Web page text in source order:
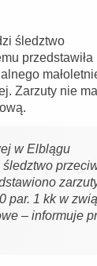
śledztwo
przedstawiła
Zarzuty nie
w Elblągu
par. 1 kk w
– informuje